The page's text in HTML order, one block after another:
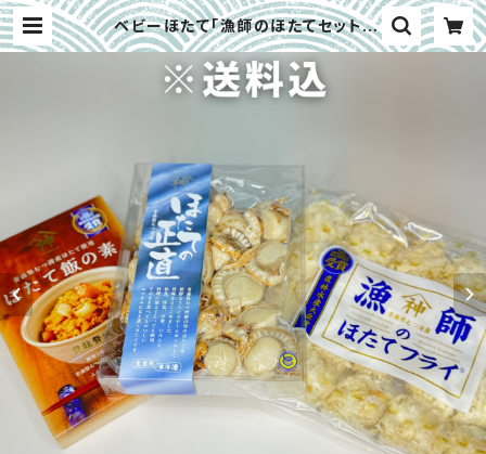
ベビーほたて「漁師のほたてセット」
（ボイルほたて、ほたてフライ、ほたて
飯の素）｜青森県 | 大畑大介商店